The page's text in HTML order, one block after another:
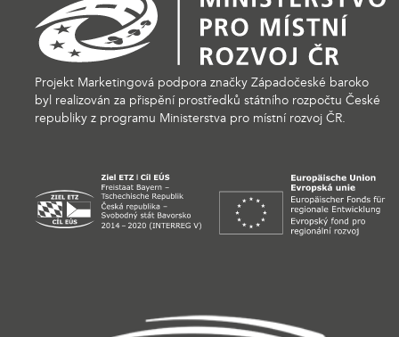
Projekt Marketingová podpora značky Západočeské baroko
byl realizován za přispění prostředků státního rozpočtu České
republiky z programu Ministerstva pro místní rozvoj ČR.